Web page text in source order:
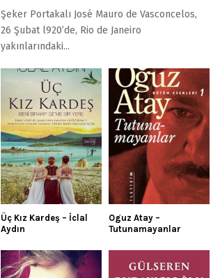
Şeker Portakalı José Mauro de Vasconcelos,
26 Şubat l920’de, Rio de Janeiro
yakınlarındaki...
Üç Kız Kardeş – İclal
Aydın
Oguz Atay –
Tutunamayanlar